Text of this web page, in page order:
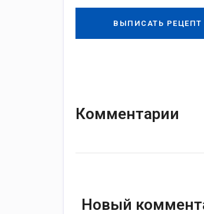
ВЫПИСАТЬ РЕЦЕПТ
Комментарии
Новый